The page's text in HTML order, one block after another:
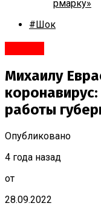
рмарку»
#Шок
Михаилу
работы
Опубликовано
4 года назад
от
28.09.2022